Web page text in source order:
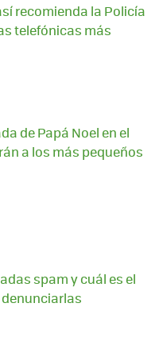
recomienda la Policía
telefónicas más
de Papá Noel en el
a los más pequeños
spam y cuál es el